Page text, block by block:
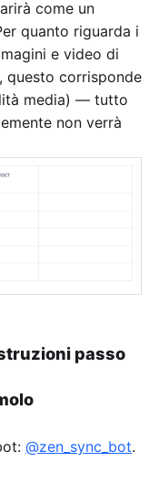
come un
quanto riguarda i
e video di
questo corrisponde
media) — tutto
non verrà
passo
@zen_sync_bot.